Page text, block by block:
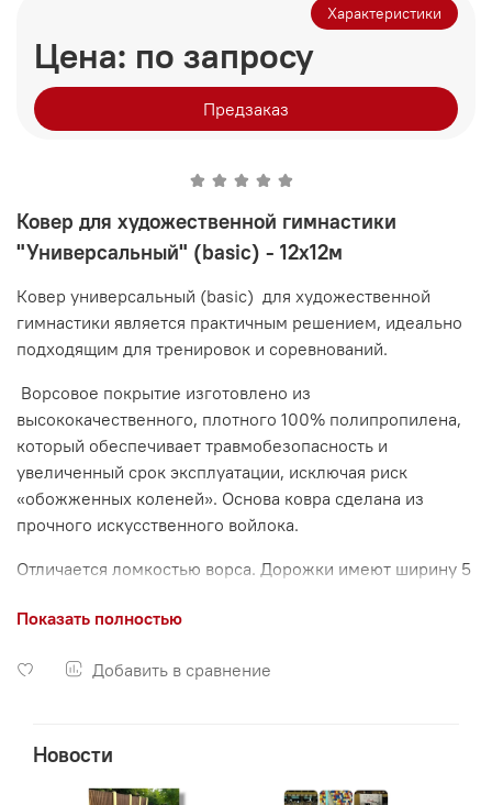
Добавить в сравнение
Цена: по запросу
Предзаказ
Характеристики
Ковер для художественной гимнастики
"Универсальный" (basic) - 12х12м
Ковер универсальный (basic) для художественной
гимнастики является практичным решением, идеально
подходящим для тренировок и соревнований.
Ворсовое покрытие изготовлено из
высококачественного, плотного 100% полипропилена,
который обеспечивает травмобезопасность и
увеличенный срок эксплуатации, исключая риск
«обожженных коленей». Основа ковра сделана из
прочного искусственного войлока.
Отличается ломкостью ворса. Дорожки имеют ширину 5
необходимого размера. Соединение дорожек
Показать полностью
Новости